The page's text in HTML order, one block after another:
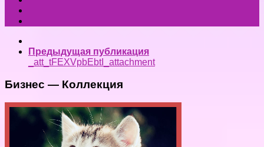
Предыдущая публикация
_att_tFEXVpbEbtI_attachment
Бизнес — Коллекция